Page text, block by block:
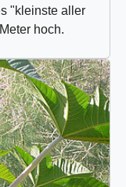
"kleinste aller
hoch.